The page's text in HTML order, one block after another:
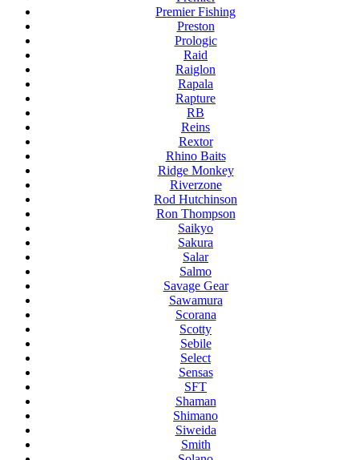
Premier Fishing
Preston
Prologic
Raid
Raiglon
Rapala
Rapture
RB
Reins
Rextor
Rhino Baits
Ridge Monkey
Riverzone
Rod Hutchinson
Ron Thompson
Saikyo
Sakura
Salar
Salmo
Savage Gear
Sawamura
Scorana
Scotty
Sebile
Select
Sensas
SFT
Shaman
Shimano
Siweida
Smith